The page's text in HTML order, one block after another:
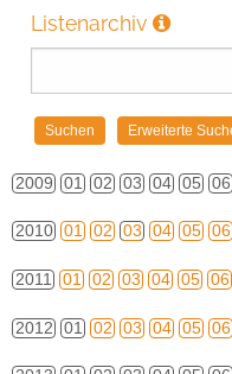
Listenarchiv
2009 01 02 03 04 05 06
2010 01 02 03 04 05 06
2011 01 02 03 04 05 06
2012 01 02 03 04 05 06